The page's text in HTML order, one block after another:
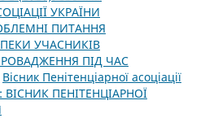
УКРАЇНИ
ПИТАННЯ
УЧАСНИКІВ
ПІД ЧАС
Вісник Пенітенціарної асоціації
ВІСНИК ПЕНІТЕНЦІАРНОЇ